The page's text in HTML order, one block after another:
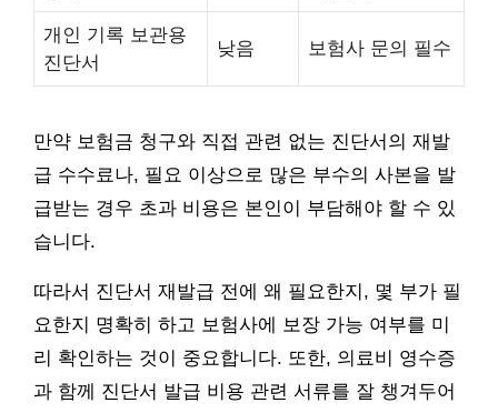
개인 기록 보관용
진단서
낮음 보험사 문의 필수
만약 보험금 청구와 직접 관련 없는 진단서의 재발
급 수수료나, 필요 이상으로 많은 부수의 사본을 발
급받는 경우 초과 비용은 본인이 부담해야 할 수 있
습니다.
따라서 진단서 재발급 전에 왜 필요한지, 몇 부가 필
요한지 명확히 하고 보험사에 보장 가능 여부를 미
리 확인하는 것이 중요합니다. 또한, 의료비 영수증
과 함께 진단서 발급 비용 관련 서류를 잘 챙겨두어